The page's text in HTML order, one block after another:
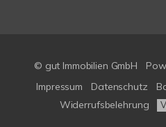
© gut Immobilien GmbH
Impressum
Datenschutz
Widerrufsbelehrung